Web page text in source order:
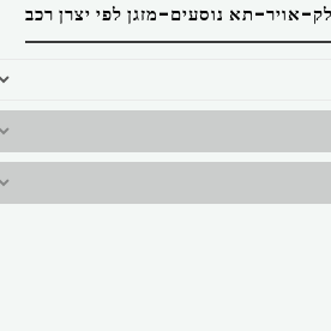
אויר-תא נוסעים-מזגן לפי יצרן רכב